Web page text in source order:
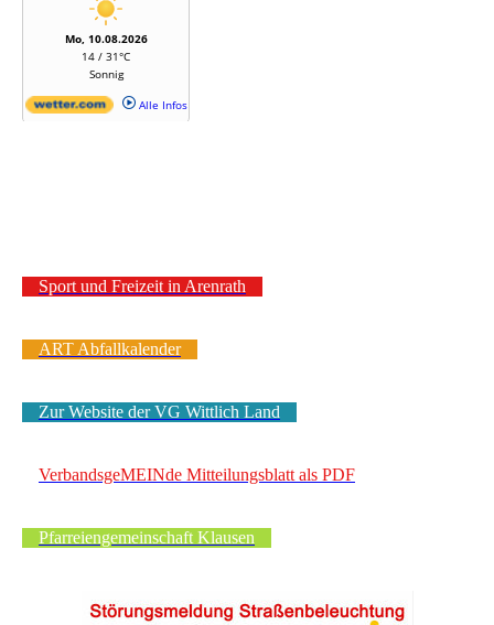
Sport und Freizeit in Arenrath
ART Abfallkalender
Zur Website der VG Wittlich Land
VerbandsgeMEINde Mitteilungsblatt als PDF
Pfarreiengemeinschaft Klausen